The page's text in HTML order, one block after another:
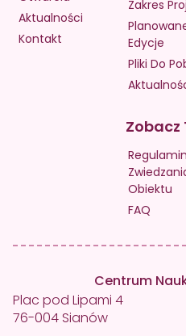
Aktualności
Kontakt
Zakres
Edycje
Pliki Do
Zobacz
Regulamin
Obiektu
FAQ
Centrum
Plac pod Lipami 4
76-004 Sianów